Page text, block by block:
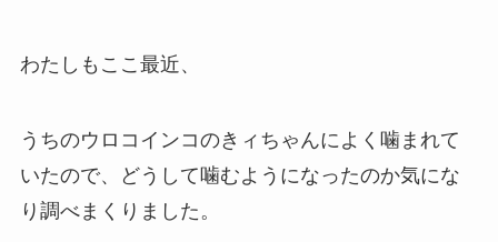
わたしもここ最近、
うちのウロコインコのきィちゃんによく噛まれて
いたので、どうして噛むようになったのか気にな
り調べまくりました。